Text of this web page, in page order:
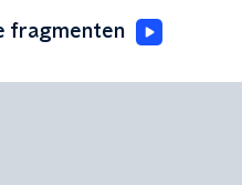
fragmenten